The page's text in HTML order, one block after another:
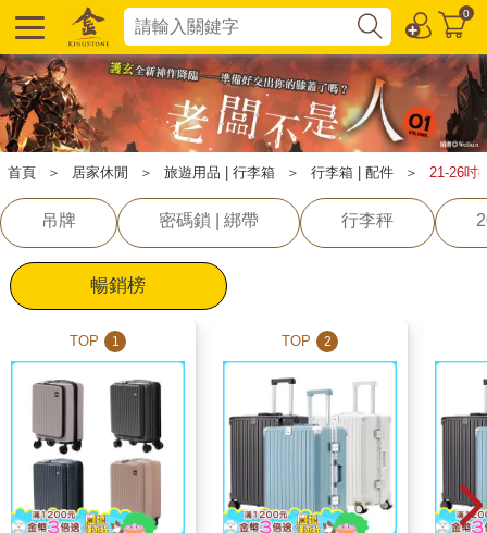
0
首頁 ＞ 居家休閒 ＞ 旅遊用品 | 行李箱 ＞ 行李箱 | 配件 ＞ 21-26吋
吊牌 密碼鎖 | 綁帶 行李秤
暢銷榜
TOP 1 TOP 2